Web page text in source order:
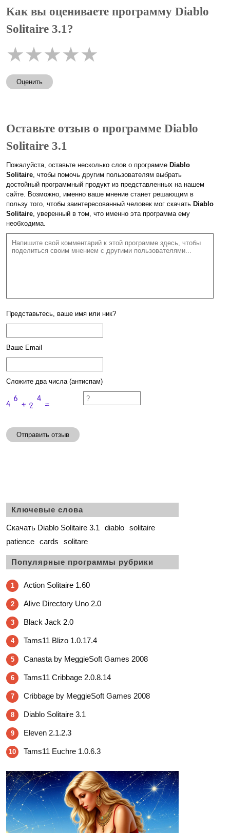
Как вы оцениваете программу Diablo
Solitaire 3.1?
★★★★★
Оценить
Оставьте отзыв о программе Diablo
Solitaire 3.1
Пожалуйста, оставьте несколько слов о программе Diablo
Solitaire, чтобы помочь другим пользователям выбрать
достойный программный продукт из представленных на нашем
сайте. Возможно, именно ваше мнение станет решающим в
пользу того, чтобы заинтересованный человек мог скачать Diablo
Solitaire, уверенный в том, что именно эта программа ему
необходима.
Представьтесь, ваше имя или ник?
Ваше Email
Сложите два числа (антиспам)
Отправить отзыв
Ключевые слова
Скачать Diablo Solitaire 3.1 diablo solitaire
patience cards solitare
Популярные программы рубрики
1 Action Solitaire 1.60
2 Alive Directory Uno 2.0
3 Black Jack 2.0
4 Tams11 Blizo 1.0.17.4
5 Canasta by MeggieSoft Games 2008
6 Tams11 Cribbage 2.0.8.14
7 Cribbage by MeggieSoft Games 2008
8 Diablo Solitaire 3.1
9 Eleven 2.1.2.3
10 Tams11 Euchre 1.0.6.3